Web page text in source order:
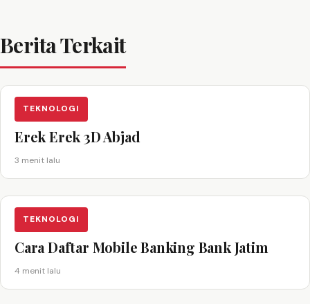
Berita Terkait
TEKNOLOGI
Erek Erek 3D Abjad
3 menit lalu
TEKNOLOGI
Cara Daftar Mobile Banking Bank Jatim
4 menit lalu